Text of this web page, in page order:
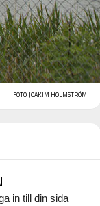
FOTO: JOAKIM HOLMSTRÖM
in till din sida